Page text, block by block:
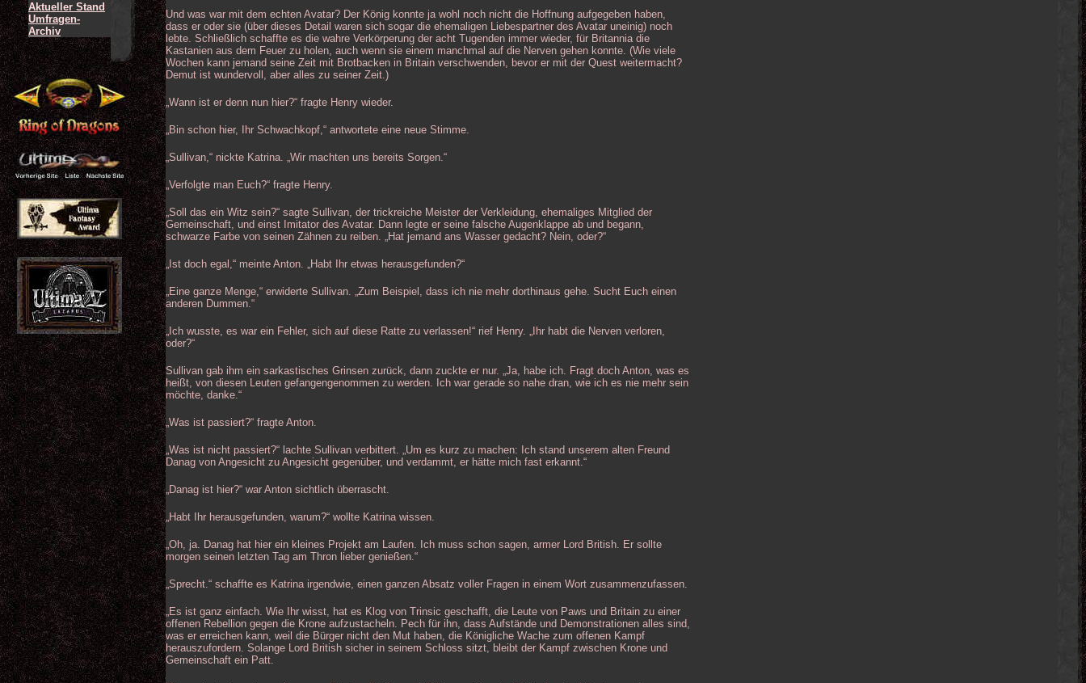
Und was war mit dem echten Avatar? Der König konnte ja wohl noch nicht die Hoffnung aufgegeben haben,
dass er oder sie (über dieses Detail waren sich sogar die ehemaligen Liebespartner des Avatar uneinig) noch
lebte. Schließlich schaffte es die wahre Verkörperung der acht Tugenden immer wieder, für Britannia die
Kastanien aus dem Feuer zu holen, auch wenn sie einem manchmal auf die Nerven gehen konnte. (Wie viele
Wochen kann jemand seine Zeit mit Brotbacken in Britain verschwenden, bevor er mit der Quest weitermacht?
Demut ist wundervoll, aber alles zu seiner Zeit.)
„Wann ist er denn nun hier?“ fragte Henry wieder.
„Bin schon hier, Ihr Schwachkopf,“ antwortete eine neue Stimme.
„Sullivan,“ nickte Katrina. „Wir machten uns bereits Sorgen.“
„Verfolgte man Euch?“ fragte Henry.
„Soll das ein Witz sein?“ sagte Sullivan, der trickreiche Meister der Verkleidung, ehemaliges Mitglied der
Gemeinschaft, und einst Imitator des Avatar. Dann legte er seine falsche Augenklappe ab und begann,
schwarze Farbe von seinen Zähnen zu reiben. „Hat jemand ans Wasser gedacht? Nein, oder?“
„Ist doch egal,“ meinte Anton. „Habt Ihr etwas herausgefunden?“
„Eine ganze Menge,“ erwiderte Sullivan. „Zum Beispiel, dass ich nie mehr dorthinaus gehe. Sucht Euch einen
anderen Dummen.“
„Ich wusste, es war ein Fehler, sich auf diese Ratte zu verlassen!“ rief Henry. „Ihr habt die Nerven verloren,
oder?“
Sullivan gab ihm ein sarkastisches Grinsen zurück, dann zuckte er nur. „Ja, habe ich. Fragt doch Anton, was es
heißt, von diesen Leuten gefangengenommen zu werden. Ich war gerade so nahe dran, wie ich es nie mehr sein
möchte, danke.“
„Was ist passiert?“ fragte Anton.
„Was ist nicht passiert?“ lachte Sullivan verbittert. „Um es kurz zu machen: Ich stand unserem alten Freund
Danag von Angesicht zu Angesicht gegenüber, und verdammt, er hätte mich fast erkannt.“
„Danag ist hier?“ war Anton sichtlich überrascht.
„Habt Ihr herausgefunden, warum?“ wollte Katrina wissen.
„Oh, ja. Danag hat hier ein kleines Projekt am Laufen. Ich muss schon sagen, armer Lord British. Er sollte
morgen seinen letzten Tag am Thron lieber genießen.“
„Sprecht.“ schaffte es Katrina irgendwie, einen ganzen Absatz voller Fragen in einem Wort zusammenzufassen.
„Es ist ganz einfach. Wie Ihr wisst, hat es Klog von Trinsic geschafft, die Leute von Paws und Britain zu einer
offenen Rebellion gegen die Krone aufzustacheln. Pech für ihn, dass Aufstände und Demonstrationen alles sind,
was er erreichen kann, weil die Bürger nicht den Mut haben, die Königliche Wache zum offenen Kampf
herauszufordern. Solange Lord British sicher in seinem Schloss sitzt, bleibt der Kampf zwischen Krone und
Gemeinschaft ein Patt.
Aktueller Stand
Umfragen-
Archiv